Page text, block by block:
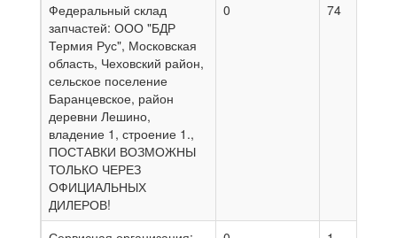
Федеральный склад
запчастей: ООО "БДР
Термия Рус", Московская
область, Чеховский район,
сельское поселение
Баранцевское, район
деревни Лешино,
владение 1, строение 1.,
ПОСТАВКИ ВОЗМОЖНЫ
ТОЛЬКО ЧЕРЕЗ
ОФИЦИАЛЬНЫХ
ДИЛЕРОВ!
0 74